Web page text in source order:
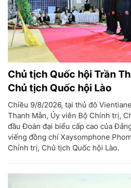
Chủ tịch Quốc hội Trần
Chủ tịch Quốc hội Lào
Chiều 9/8/2026, tại thủ đô
Thanh Mẫn, Ủy viên Bộ Chính trị,
đầu Đoàn đại biểu cấp cao của
viếng đồng chí Xaysomphone
Chính trị, Chủ tịch Quốc hội Lào.